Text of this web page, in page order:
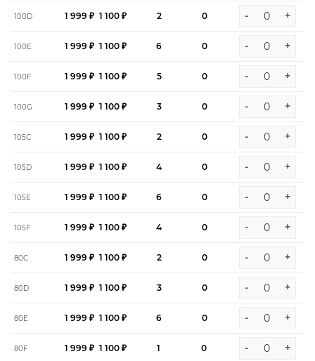
100D 1 999 ₽ 1 100 ₽ 2 0 - +
100E 1 999 ₽ 1 100 ₽ 6 0 - +
100F 1 999 ₽ 1 100 ₽ 5 0 - +
100G 1 999 ₽ 1 100 ₽ 3 0 - +
105C 1 999 ₽ 1 100 ₽ 2 0 - +
105D 1 999 ₽ 1 100 ₽ 4 0 - +
105E 1 999 ₽ 1 100 ₽ 6 0 - +
105F 1 999 ₽ 1 100 ₽ 4 0 - +
80C 1 999 ₽ 1 100 ₽ 2 0 - +
80D 1 999 ₽ 1 100 ₽ 3 0 - +
80E 1 999 ₽ 1 100 ₽ 6 0 - +
80F 1 999 ₽ 1 100 ₽ 1 0 - +